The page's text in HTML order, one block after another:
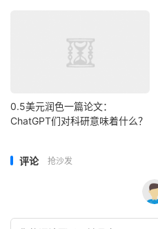
0.5美元润色一篇论文：
ChatGPT们对科研意味着什么？
评论 抢沙发